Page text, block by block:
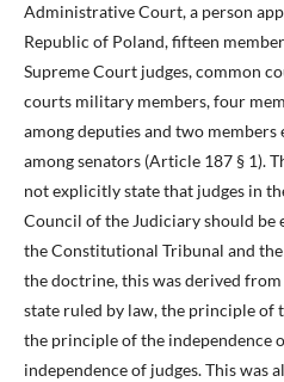
Administrative Court, a person
Republic of Poland, fifteen
Supreme Court judges, common
courts military members, four
among deputies and two members
among senators (Article 187 § 1).
not explicitly state that judges in
Council of the Judiciary should be
the Constitutional Tribunal and
the doctrine, this was derived
state ruled by law, the principle of
the principle of the independence
independence of judges. This was